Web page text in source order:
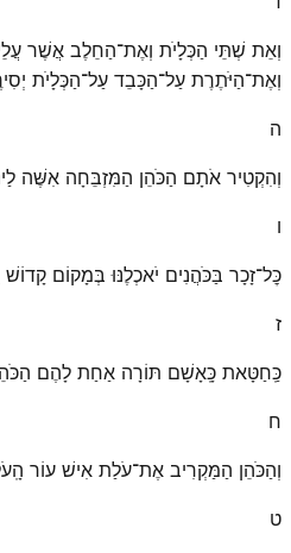
וְאֵת שְׁתֵּי הַכְּלָיֹת וְאֶת־הַחֵלֶב אֲשֶׁר
וְאֶת־הַיֹּתֶרֶת עַל־הַכָּבֵד עַל־הַכְּלָיֹת
ה
וְהִקְטִיר אֹתָם הַכֹּהֵן הַמִּזְבֵּחָה אִשֶּׁה
ו
כׇּל־זָכָר בַּכֹּהֲנִים יֹאכְלֶנּוּ בְּמָקוֹם
ז
כַּֽחַטָּאת כָּֽאָשָׁם תּוֹרָה אַחַת לָהֶם הַכֹּהֵן
ח
וְהַכֹּהֵן הַמַּקְרִיב אֶת־עֹלַת אִישׁ עוֹר
ט